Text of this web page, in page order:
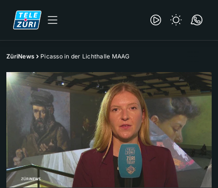
ZüriNews Picasso in der Lichthalle MAAG